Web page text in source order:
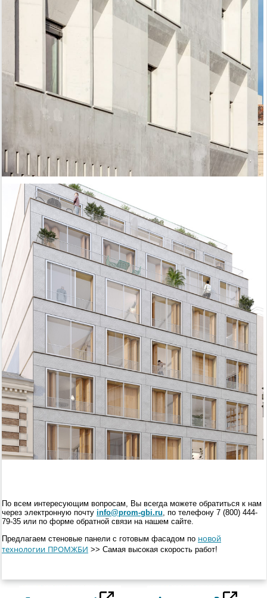
По всем интересующим вопросам, Вы всегда можете обратиться к нам
через электронную почту info@prom-gbi.ru, по телефону 7 (800) 444-
79-35 или по форме обратной связи на нашем сайте.
Предлагаем стеновые панели с готовым фасадом по новой
технологии ПРОМЖБИ >> Cамая высокая скорость работ!